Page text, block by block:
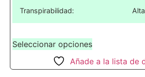
Transpirabilidad: Alta
Seleccionar opciones
Añade a la lista de